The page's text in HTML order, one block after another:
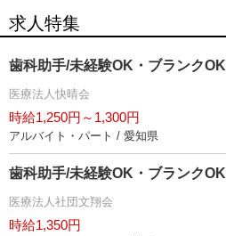
求人特集
歯科助手/未経験OK・ブランクOK
医療法人快晴会
時給1,250円～1,300円
アルバイト・パート / 愛知県
歯科助手/未経験OK・ブランクOK
医療法人社団文翔会
時給1,350円